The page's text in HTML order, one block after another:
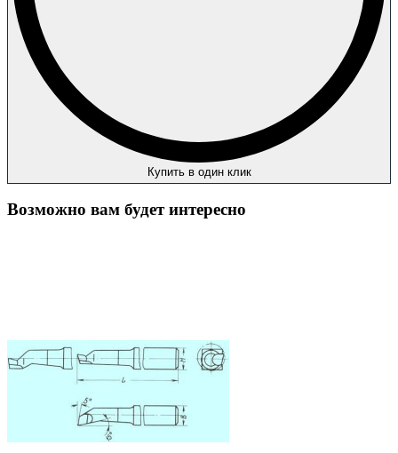
Купить в один клик
Возможно вам будет интересно